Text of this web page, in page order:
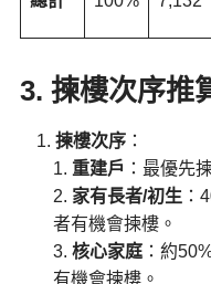
3. 揀樓次序推
揀樓次序：
重建戶 ：最優先
家有長者/初生 ：
者有機會揀樓。
核心家庭：約
有機會揀樓。